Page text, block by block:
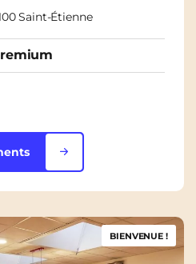
Saint-Étienne
BIENVENUE !